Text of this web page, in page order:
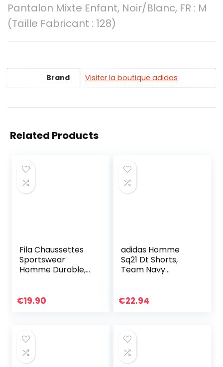
Pantalon Mixte Enfant, Noir/Blanc, FR : M
(Taille Fabricant : 128)
Brand Visiter la boutique adidas
Related Products
Fila Chaussettes
Sportswear
Homme Durable,
Soft Touch (Lot de
€19.90
adidas Homme
Sq21 Dt Shorts,
Team Navy
€22.94